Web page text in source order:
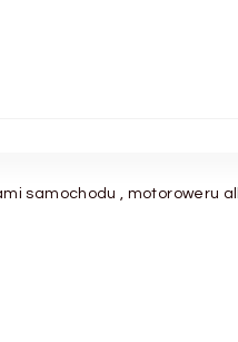
samochodu , motoroweru